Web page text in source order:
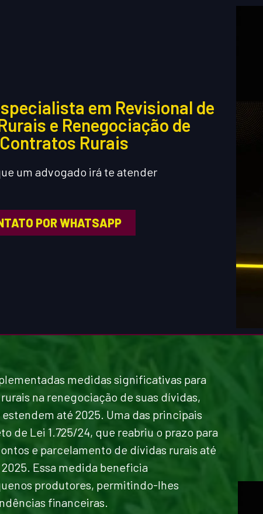
em Revisional de
e Renegociação de
Contratos Rurais
um advogado irá te atender
POR WHATSAPP
medidas significativas para
na renegociação de suas dívidas,
até 2025. Uma das principais
de Lei 1.725/24, que reabriu o prazo para
e parcelamento de dívidas rurais até
Essa medida beneficia
produtores, permitindo-lhes
financeiras.